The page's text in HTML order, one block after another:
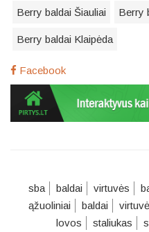
Berry baldai Šiauliai Berry
Berry baldai Klaipėda
Facebook
sba baldai virtuvės
ąžuoliniai
baldai
lovos
staliukas